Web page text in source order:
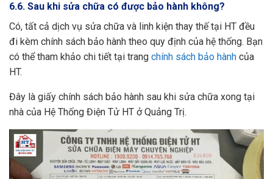
6.6. Sau khi sửa chữa có được bảo hành không?
Có, tất cả dịch vụ sửa chữa và linh kiện thay thế tại HT đều
đi kèm chính sách bảo hành theo quy định của hệ thống. Bạn
có thể tham khảo chi tiết tại trang chính sách bảo hành của
HT.
Đây là giấy chính sách bảo hành sau khi sửa chữa xong tại
nhà của Hệ Thống Điện Tử HT ở Quảng Trị.